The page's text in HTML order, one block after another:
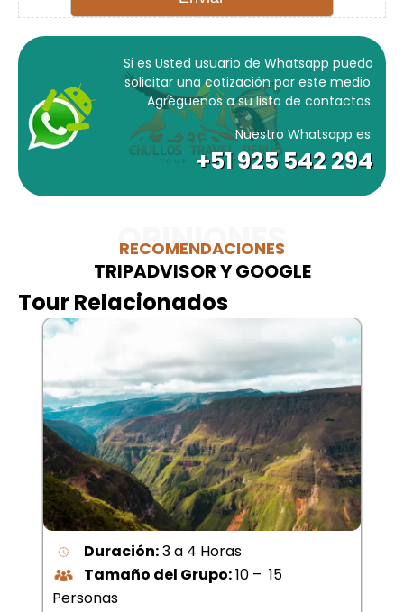
Si es Usted usuario de Whatsapp puedo
solicitar una cotización por este medio.
Agréguenos a su lista de contactos.
Nuestro Whatsapp es:
+51 925 542 294
OPINIONES
RECOMENDACIONES
TRIPADVISOR Y GOOGLE
Tour Relacionados
Duración:Todo el día
Tamaño del Grupo: